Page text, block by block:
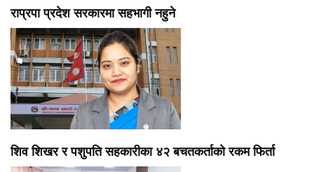
राप्रपा प्रदेश सरकारमा सहभागी नहुने
शिव शिखर र पशुपति सहकारीका ४२ बचतकर्ताको रकम फिर्ता